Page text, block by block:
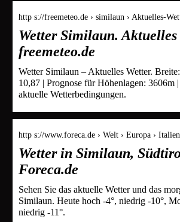
http s://freemeteo.de › similaun › Aktuelles-
Wetter Similaun. Aktuelles
freemeteo.de
Wetter Similaun – Aktuelles Wetter.
10,87 | Prognose für Höhenlagen: 3606m
aktuelle Wetterbedingungen.
http s://www.foreca.de › Welt › Europa ›
Wetter in Similaun,
Foreca.de
Sehen Sie das aktuelle Wetter und das
Similaun. Heute hoch -4°, niedrig -10°,
niedrig -11°.